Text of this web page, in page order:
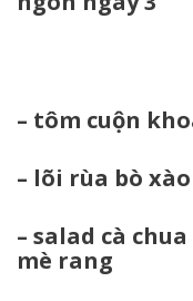
– tôm cuộn
– lõi rùa bò
– salad cà
mè rang